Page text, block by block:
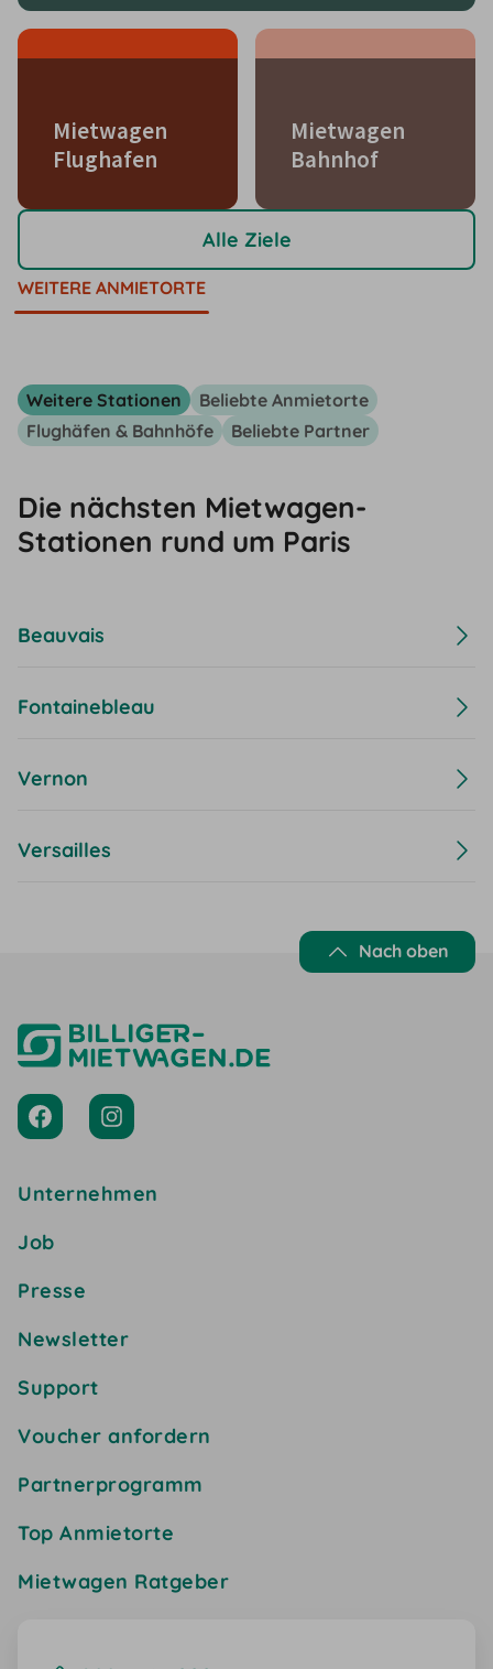
Mietwagen
Flughafen
Mietwagen
Bahnhof
Alle Ziele
WEITERE ANMIETORTE
Weitere Stationen
Beliebte Anmietorte
Flughäfen & Bahnhöfe
Beliebte Partner
Die nächsten Mietwagen-
Stationen rund um Paris
Beauvais
Fontainebleau
Vernon
Versailles
Nach oben
Unternehmen
Job
Presse
Newsletter
Support
Voucher anfordern
Partnerprogramm
Top Anmietorte
Mietwagen Ratgeber